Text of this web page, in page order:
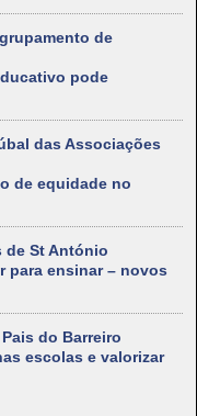
de
pode
das Associações
de equidade no
de St António
para ensinar – novos
do Barreiro
escolas e valorizar